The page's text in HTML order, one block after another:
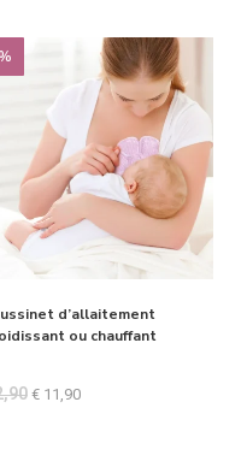
d’allaitement
ou chauffant
€11,90